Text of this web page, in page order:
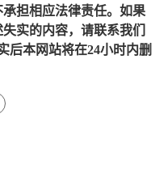
担相应法律责任。如果
实的内容，请联系我们
后本网站将在24小时内删